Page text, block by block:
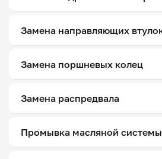
Замена направляющих
Замена поршневых колец
Замена распредвала
Промывка масляной системы